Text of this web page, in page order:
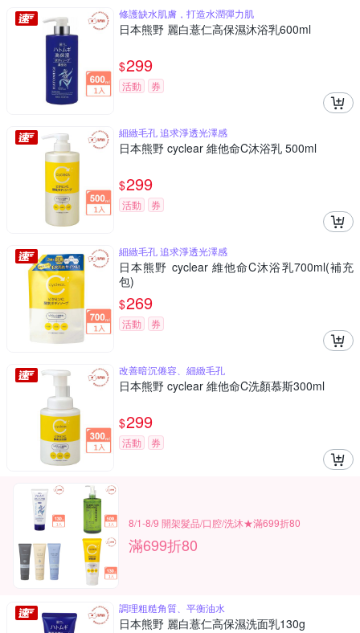
修護缺水肌膚，打造水潤彈力肌
日本熊野 麗白薏仁高保濕沐浴乳600ml
$299
活動 券
細緻毛孔 追求淨透光澤感
日本熊野 cyclear 維他命C沐浴乳 500ml
$299
活動 券
細緻毛孔 追求淨透光澤感
日本熊野 cyclear 維他命C沐浴乳700ml(補充
包)
$269
活動 券
改善暗沉倦容、細緻毛孔
日本熊野 cyclear 維他命C洗顏慕斯300ml
$299
活動 券
8/1-8/9 開架髮品/口腔/洗沐★滿699折80
滿699折80
調理粗糙角質、平衡油水
日本熊野 麗白薏仁高保濕洗面乳130g